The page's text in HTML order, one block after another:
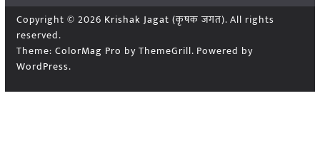
Copyright © 2026 Krishak Jagat (कृषक जगत). All rights
reserved.
Theme: ColorMag Pro by ThemeGrill. Powered by
WordPress.